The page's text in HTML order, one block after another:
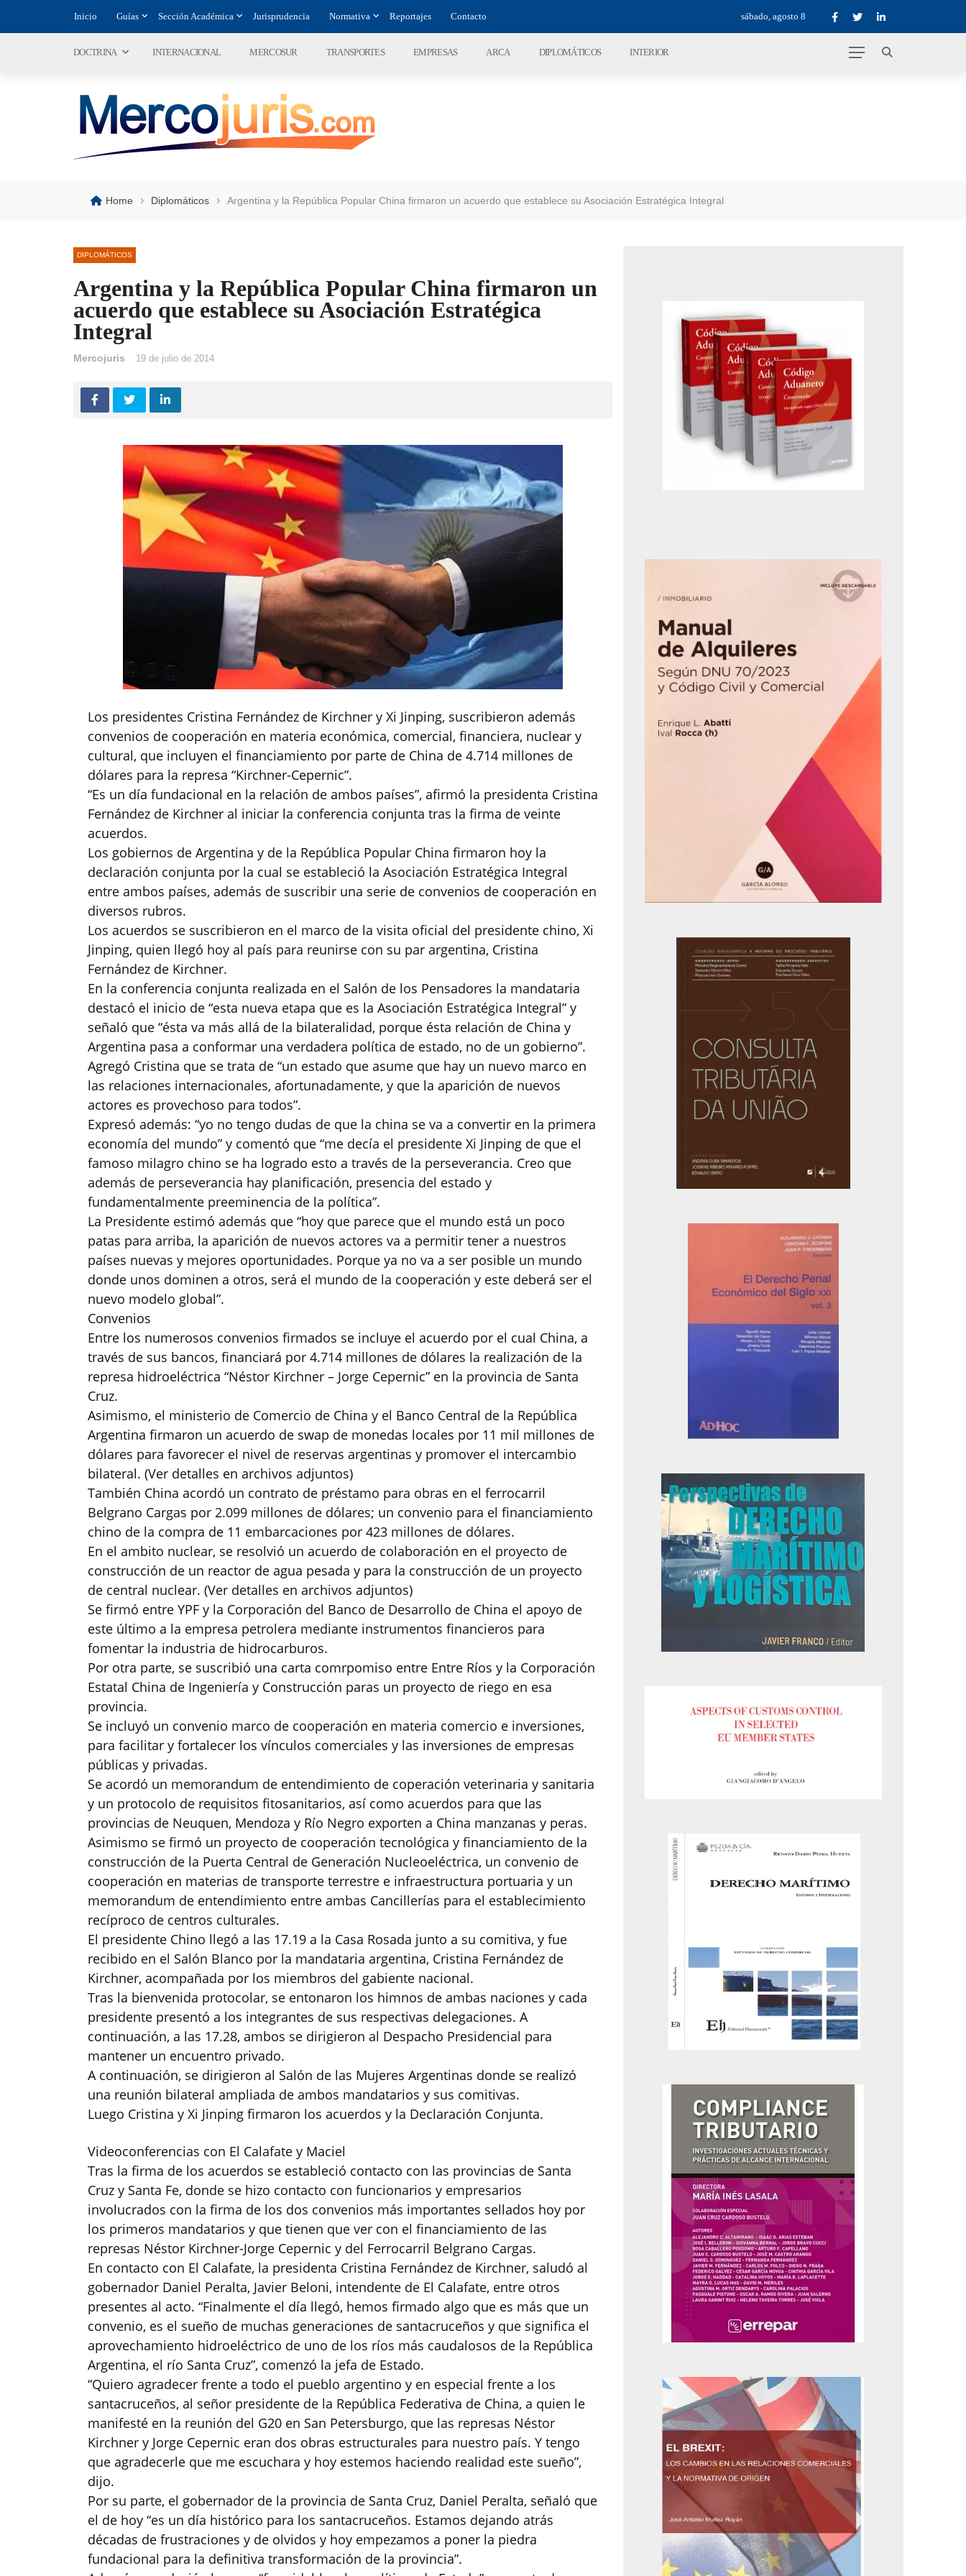
Inicio Guías Sección Académica Jurisprudencia Normativa Reportajes Contacto sábado, agosto 8
DOCTRINA INTERNACIONAL MERCOSUR TRANSPORTES EMPRESAS ARCA DIPLOMÁTICOS INTERIOR
Home › Diplomáticos › Argentina y la República Popular China firmaron un acuerdo que establece su Asociación Estratégica Integral
DIPLOMÁTICOS
Argentina y la República Popular China firmaron un
acuerdo que establece su Asociación Estratégica
Integral
Mercojuris 19 de julio de 2014
Los presidentes Cristina Fernández de Kirchner y Xi Jinping, suscribieron además
convenios de cooperación en materia económica, comercial, financiera, nuclear y
cultural, que incluyen el financiamiento por parte de China de 4.714 millones de
dólares para la represa “Kirchner-Cepernic”.
“Es un día fundacional en la relación de ambos países”, afirmó la presidenta Cristina
Fernández de Kirchner al iniciar la conferencia conjunta tras la firma de veinte
acuerdos.
Los gobiernos de Argentina y de la República Popular China firmaron hoy la
declaración conjunta por la cual se estableció la Asociación Estratégica Integral
entre ambos países, además de suscribir una serie de convenios de cooperación en
diversos rubros.
Los acuerdos se suscribieron en el marco de la visita oficial del presidente chino, Xi
Jinping, quien llegó hoy al país para reunirse con su par argentina, Cristina
Fernández de Kirchner.
En la conferencia conjunta realizada en el Salón de los Pensadores la mandataria
destacó el inicio de “esta nueva etapa que es la Asociación Estratégica Integral” y
señaló que “ésta va más allá de la bilateralidad, porque ésta relación de China y
Argentina pasa a conformar una verdadera política de estado, no de un gobierno”.
Agregó Cristina que se trata de “un estado que asume que hay un nuevo marco en
las relaciones internacionales, afortunadamente, y que la aparición de nuevos
actores es provechoso para todos”.
Expresó además: “yo no tengo dudas de que la china se va a convertir en la primera
economía del mundo” y comentó que “me decía el presidente Xi Jinping de que el
famoso milagro chino se ha logrado esto a través de la perseverancia. Creo que
además de perseverancia hay planificación, presencia del estado y
fundamentalmente preeminencia de la política”.
La Presidente estimó además que “hoy que parece que el mundo está un poco
patas para arriba, la aparición de nuevos actores va a permitir tener a nuestros
países nuevas y mejores oportunidades. Porque ya no va a ser posible un mundo
donde unos dominen a otros, será el mundo de la cooperación y este deberá ser el
nuevo modelo global”.
Convenios
Entre los numerosos convenios firmados se incluye el acuerdo por el cual China, a
través de sus bancos, financiará por 4.714 millones de dólares la realización de la
represa hidroeléctrica “Néstor Kirchner – Jorge Cepernic” en la provincia de Santa
Cruz.
Asimismo, el ministerio de Comercio de China y el Banco Central de la República
Argentina firmaron un acuerdo de swap de monedas locales por 11 mil millones de
dólares para favorecer el nivel de reservas argentinas y promover el intercambio
bilateral. (Ver detalles en archivos adjuntos)
También China acordó un contrato de préstamo para obras en el ferrocarril
Belgrano Cargas por 2.099 millones de dólares; un convenio para el financiamiento
chino de la compra de 11 embarcaciones por 423 millones de dólares.
En el ambito nuclear, se resolvió un acuerdo de colaboración en el proyecto de
construcción de un reactor de agua pesada y para la construcción de un proyecto
de central nuclear. (Ver detalles en archivos adjuntos)
Se firmó entre YPF y la Corporación del Banco de Desarrollo de China el apoyo de
este último a la empresa petrolera mediante instrumentos financieros para
fomentar la industria de hidrocarburos.
Por otra parte, se suscribió una carta comrpomiso entre Entre Ríos y la Corporación
Estatal China de Ingeniería y Construcción paras un proyecto de riego en esa
provincia.
Se incluyó un convenio marco de cooperación en materia comercio e inversiones,
para facilitar y fortalecer los vínculos comerciales y las inversiones de empresas
públicas y privadas.
Se acordó un memorandum de entendimiento de coperación veterinaria y sanitaria
y un protocolo de requisitos fitosanitarios, así como acuerdos para que las
provincias de Neuquen, Mendoza y Río Negro exporten a China manzanas y peras.
Asimismo se firmó un proyecto de cooperación tecnológica y financiamiento de la
construcción de la Puerta Central de Generación Nucleoeléctrica, un convenio de
cooperación en materias de transporte terrestre e infraestructura portuaria y un
memorandum de entendimiento entre ambas Cancillerías para el establecimiento
recíproco de centros culturales.
El presidente Chino llegó a las 17.19 a la Casa Rosada junto a su comitiva, y fue
recibido en el Salón Blanco por la mandataria argentina, Cristina Fernández de
Kirchner, acompañada por los miembros del gabiente nacional.
Tras la bienvenida protocolar, se entonaron los himnos de ambas naciones y cada
presidente presentó a los integrantes de sus respectivas delegaciones. A
continuación, a las 17.28, ambos se dirigieron al Despacho Presidencial para
mantener un encuentro privado.
A continuación, se dirigieron al Salón de las Mujeres Argentinas donde se realizó
una reunión bilateral ampliada de ambos mandatarios y sus comitivas.
Luego Cristina y Xi Jinping firmaron los acuerdos y la Declaración Conjunta.
Videoconferencias con El Calafate y Maciel
Tras la firma de los acuerdos se estableció contacto con las provincias de Santa
Cruz y Santa Fe, donde se hizo contacto con funcionarios y empresarios
involucrados con la firma de los dos convenios más importantes sellados hoy por
los primeros mandatarios y que tienen que ver con el financiamiento de las
represas Néstor Kirchner-Jorge Cepernic y del Ferrocarril Belgrano Cargas.
En contacto con El Calafate, la presidenta Cristina Fernández de Kirchner, saludó al
gobernador Daniel Peralta, Javier Beloni, intendente de El Calafate, entre otros
presentes al acto. “Finalmente el día llegó, hemos firmado algo que es más que un
convenio, es el sueño de muchas generaciones de santacruceños y que significa el
aprovechamiento hidroeléctrico de uno de los ríos más caudalosos de la República
Argentina, el río Santa Cruz”, comenzó la jefa de Estado.
“Quiero agradecer frente a todo el pueblo argentino y en especial frente a los
santacruceños, al señor presidente de la República Federativa de China, a quien le
manifesté en la reunión del G20 en San Petersburgo, que las represas Néstor
Kirchner y Jorge Cepernic eran dos obras estructurales para nuestro país. Y tengo
que agradecerle que me escuchara y hoy estemos haciendo realidad este sueño”,
dijo.
Por su parte, el gobernador de la provincia de Santa Cruz, Daniel Peralta, señaló que
el de hoy “es un día histórico para los santacruceños. Estamos dejando atrás
décadas de frustraciones y de olvidos y hoy empezamos a poner la piedra
fundacional para la definitiva transformación de la provincia”.